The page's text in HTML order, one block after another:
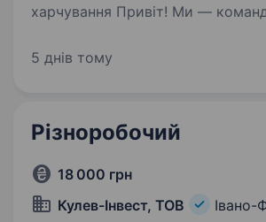
харчування Привіт! Ми —
різноробочого, який хоче стати
5 днів тому
Різноробочий
18 000 грн
Кулев-Інвест, ТОВ
Івано-